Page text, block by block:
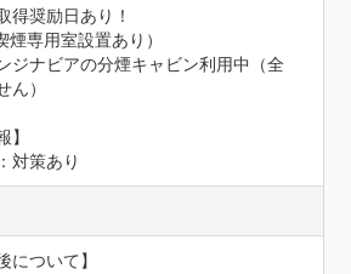
得奨励日あり！
専用室設置あり）
ジナビアの分煙キャビン利用中（全
ん）
】
対策あり
について】